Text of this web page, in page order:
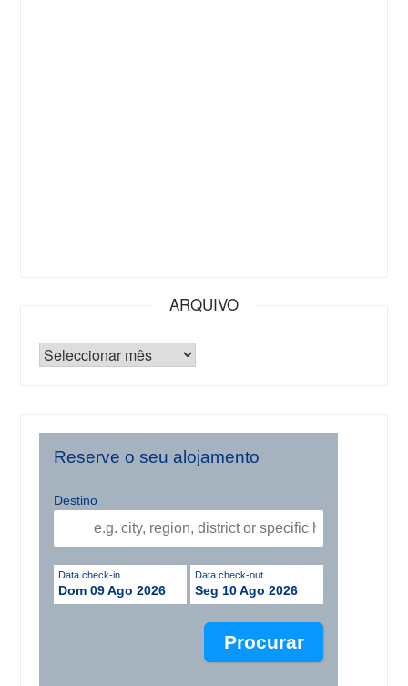
ARQUIVO
Reserve o seu alojamento
Destino
Data check-in
Dom 09 Ago 2026
Data check-out
Seg 10 Ago 2026